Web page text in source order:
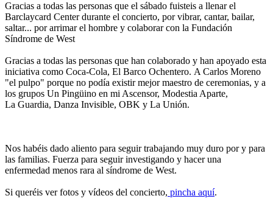
Gracias a todas las personas que el sábado fuisteis a llenar el
Barclaycard Center​ durante el concierto, por vibrar, cantar, bailar,
saltar... por arrimar el hombre y colaborar con la Fundación
Síndrome de West​
Gracias a todas las personas que han colaborado y han apoyado esta
iniciativa como Coca-Cola,​ El Barco Ochentero​. A Carlos Moreno​
"el pulpo" porque no podía existir mejor maestro de ceremonias, y a
los grupos Un Pingüino en mi Ascensor,​ Modestia Aparte,​
La Guardia, Danza Invisible,​ OBK y La Unión​.
Nos habéis dado aliento para seguir trabajando muy duro por y para
las familias. Fuerza para seguir investigando y hacer una
enfermedad menos rara al síndrome de West.
Si queréis ver fotos y vídeos del concierto, pincha aquí.